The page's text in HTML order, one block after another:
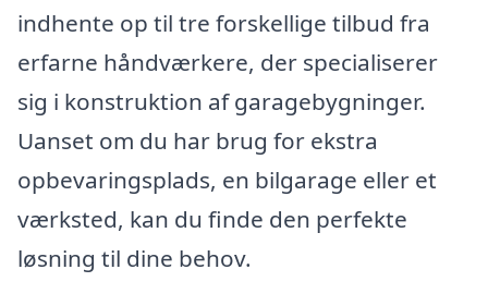
indhente op til tre forskellige tilbud fra
erfarne håndværkere, der specialiserer
sig i konstruktion af garagebygninger.
Uanset om du har brug for ekstra
opbevaringsplads, en bilgarage eller et
værksted, kan du finde den perfekte
løsning til dine behov.